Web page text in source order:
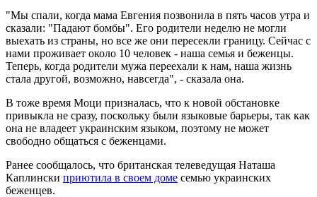
"Мы спали, когда мама Евгения позвонила в пять часов утра и
сказали: "Падают бомбы". Его родители неделю не могли
выехать из страны, но все же они пересекли границу. Сейчас с
нами проживает около 10 человек - наша семья и беженцы.
Теперь, когда родители мужа переехали к нам, наша жизнь
стала другой, возможно, навсегда", - сказала она.
В тоже время Моци призналась, что к новой обстановке
привыкла не сразу, поскольку были языковые барьеры, так как
она не владеет украинским языком, поэтому не может
свободно общаться с беженцами.
Ранее сообщалось, что британская телеведущая Наташа
Каплински приютила в своем доме семью украинских
беженцев.